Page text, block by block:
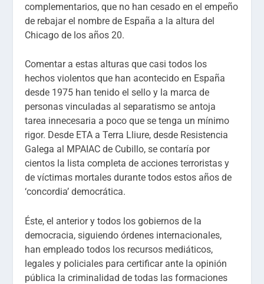
complementarios, que no han cesado en el empeño
de rebajar el nombre de España a la altura del
Chicago de los años 20.
Comentar a estas alturas que casi todos los
hechos violentos que han acontecido en España
desde 1975 han tenido el sello y la marca de
personas vinculadas al separatismo se antoja
tarea innecesaria a poco que se tenga un mínimo
rigor. Desde ETA a Terra Lliure, desde Resistencia
Galega al MPAIAC de Cubillo, se contaría por
cientos la lista completa de acciones terroristas y
de víctimas mortales durante todos estos años de
‘concordia’ democrática.
Éste, el anterior y todos los gobiernos de la
democracia, siguiendo órdenes internacionales,
han empleado todos los recursos mediáticos,
legales y policiales para certificar ante la opinión
pública la criminalidad de todas las formaciones